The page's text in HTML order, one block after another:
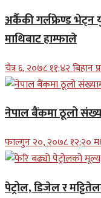
अर्कैकी गर्लफ्रेण्ड
माथिबाट हाम्फाले
चैत्र ६, २०७८ ११;४२ बिहान
नेपाल बैंकमा ठूलो
फाल्गुन २०, २०७८ १२;२०
पेट्रोल, डिजेल र